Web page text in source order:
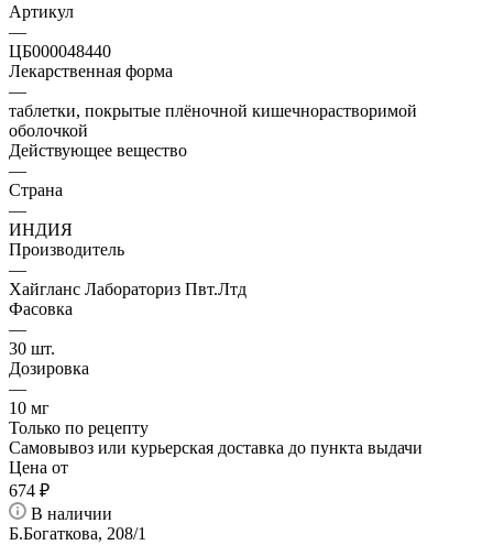
Артикул
—
ЦБ000048440
Лекарственная форма
—
таблетки, покрытые плёночной кишечнорастворимой
оболочкой
Действующее вещество
—
Страна
—
ИНДИЯ
Производитель
—
Хайгланс Лабораториз Пвт.Лтд
Фасовка
—
30 шт.
Дозировка
—
10 мг
Только по рецепту
Самовывоз или курьерская доставка до пункта выдачи
Цена от
674 ₽
В наличии
Б.Богаткова, 208/1